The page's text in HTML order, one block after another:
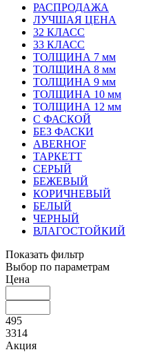
РАСПРОДАЖА
ЛУЧШАЯ ЦЕНА
32 КЛАСС
33 КЛАСС
ТОЛЩИНА 7 мм
ТОЛЩИНА 8 мм
ТОЛЩИНА 9 мм
ТОЛЩИНА 10 мм
ТОЛЩИНА 12 мм
С ФАСКОЙ
БЕЗ ФАСКИ
ABERHOF
ТАРКЕТТ
СЕРЫЙ
БЕЖЕВЫЙ
КОРИЧНЕВЫЙ
БЕЛЫЙ
ЧЕРНЫЙ
ВЛАГОСТОЙКИЙ
Показать фильтр
Выбор по параметрам
Цена
495
3314
Акция